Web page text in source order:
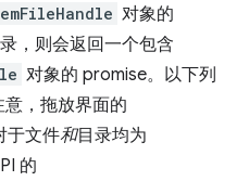
对象的
，则会返回一个包含
对象的 promise。以下列
，拖放界面的
于文件和目录均为
的